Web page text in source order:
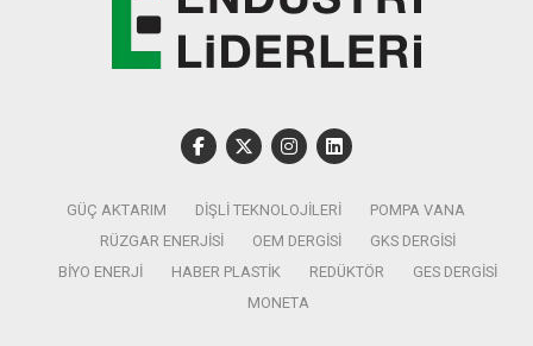
kimya sektörünün tek yayın platformu Turkchem
TV Youtube kanalından canlı yayınlanacak.
GÜÇ AKTARIM DIŞLI TEKNOLOJILERI
POMPA VANA
RÜZGAR ENERJISI
OEM DERGISI
GKS DERGISI
BIYO ENERJI
HABER PLASTIK REDÜKTÖR
GES DERGISI
MONETA